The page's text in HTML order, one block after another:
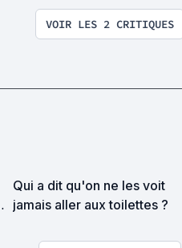
VOIR LES 2 CRITIQUES
Qui a dit qu'on ne les voit
jamais aller aux toilettes ?